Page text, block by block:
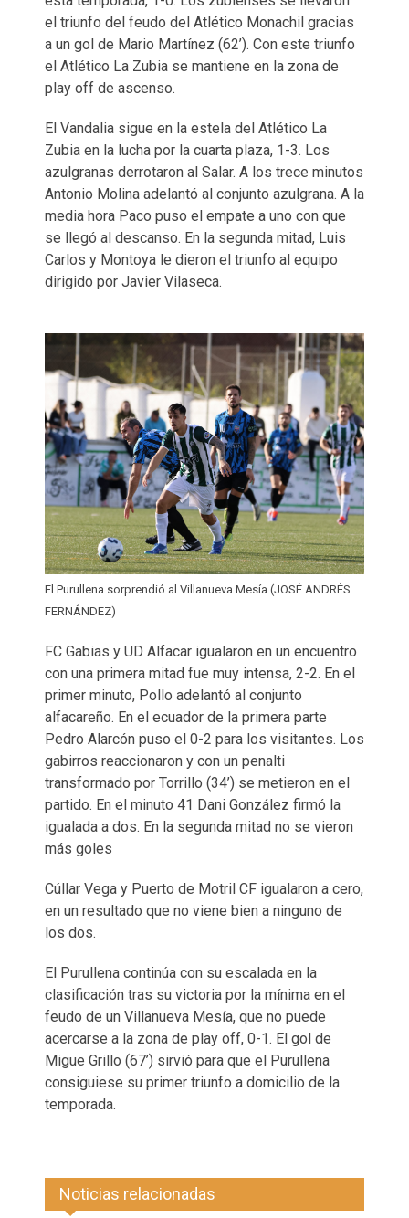
el triunfo del feudo del Atlético Monachil gracias
a un gol de Mario Martínez (62’). Con este triunfo
el Atlético La Zubia se mantiene en la zona de
play off de ascenso.
El Vandalia sigue en la estela del Atlético La
Zubia en la lucha por la cuarta plaza, 1-3. Los
azulgranas derrotaron al Salar. A los trece minutos
Antonio Molina adelantó al conjunto azulgrana. A la
media hora Paco puso el empate a uno con que
se llegó al descanso. En la segunda mitad, Luis
Carlos y Montoya le dieron el triunfo al equipo
dirigido por Javier Vilaseca.
El Purullena sorprendió al Villanueva Mesía (JOSÉ ANDRÉS
FERNÁNDEZ)
FC Gabias y UD Alfacar igualaron en un encuentro
con una primera mitad fue muy intensa, 2-2. En el
primer minuto, Pollo adelantó al conjunto
alfacareño. En el ecuador de la primera parte
Pedro Alarcón puso el 0-2 para los visitantes. Los
gabirros reaccionaron y con un penalti
transformado por Torrillo (34’) se metieron en el
partido. En el minuto 41 Dani González firmó la
igualada a dos. En la segunda mitad no se vieron
más goles
Cúllar Vega y Puerto de Motril CF igualaron a cero,
en un resultado que no viene bien a ninguno de
los dos.
El Purullena continúa con su escalada en la
clasificación tras su victoria por la mínima en el
feudo de un Villanueva Mesía, que no puede
acercarse a la zona de play off, 0-1. El gol de
Migue Grillo (67’) sirvió para que el Purullena
consiguiese su primer triunfo a domicilio de la
temporada.
Noticias relacionadas